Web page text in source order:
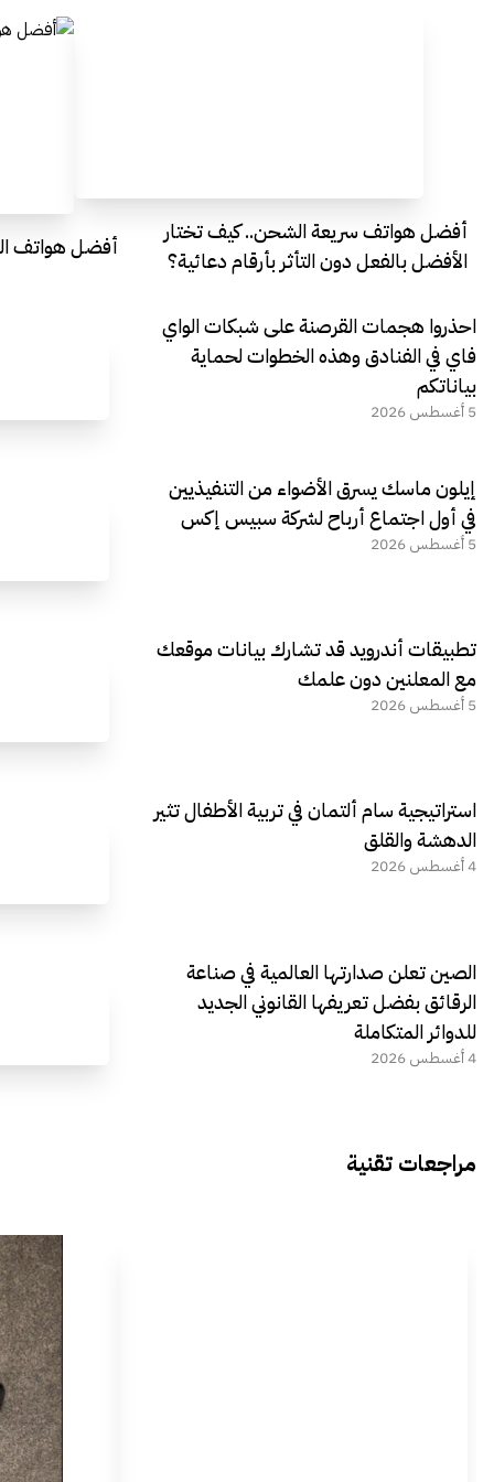
أفضل هواتف سريعة الشحن.. كيف تختار
الأفضل بالفعل دون التأثر بأرقام دعائية؟
أفضل هواتف
احذروا هجمات القرصنة على شبكات الواي
فاي في الفنادق وهذه الخطوات لحماية
بياناتكم
5 أغسطس 2026
إيلون ماسك يسرق الأضواء من التنفيذيين
في أول اجتماع أرباح لشركة سبيس إكس
5 أغسطس 2026
تطبيقات أندرويد قد تشارك بيانات موقعك
مع المعلنين دون علمك
5 أغسطس 2026
استراتيجية سام ألتمان في تربية الأطفال تثير
الدهشة والقلق
4 أغسطس 2026
الصين تعلن صدارتها العالمية في صناعة
الرقائق بفضل تعريفها القانوني الجديد
للدوائر المتكاملة
4 أغسطس 2026
مراجعات تقنية